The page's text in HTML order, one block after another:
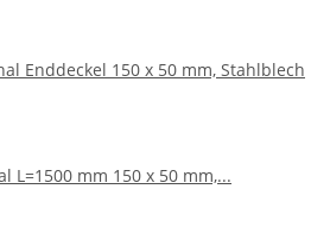
Enddeckel 150 x 50 mm, Stahlblech